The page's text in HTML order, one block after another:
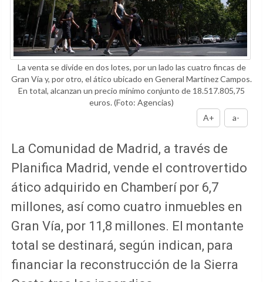
La venta se divide en dos lotes, por un lado las cuatro fincas de
Gran Vía y, por otro, el ático ubicado en General Martínez Campos.
En total, alcanzan un precio mínimo conjunto de 18.517.805,75
euros.(Foto: Agencias)
A+
a-
La Comunidad de Madrid, a través de
Planifica Madrid, vende el controvertido
ático adquirido en Chamberí por 6,7
millones, así como cuatro inmuebles en
Gran Vía, por 11,8 millones. El montante
total se destinará, según indican, para
financiar la reconstrucción de la Sierra